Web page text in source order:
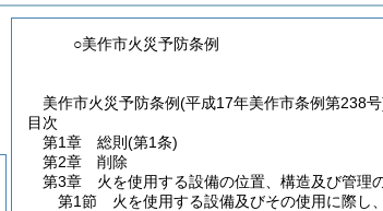
○美作市火災予防条例
美作市火災予防条例(平成17年美作市条例第238号
目次
第1章
総則 (第1条)
第2章
削除
第3章
火を使用する設備の位置、構造及び管理
第1節
火を使用する設備及びその使用に際し